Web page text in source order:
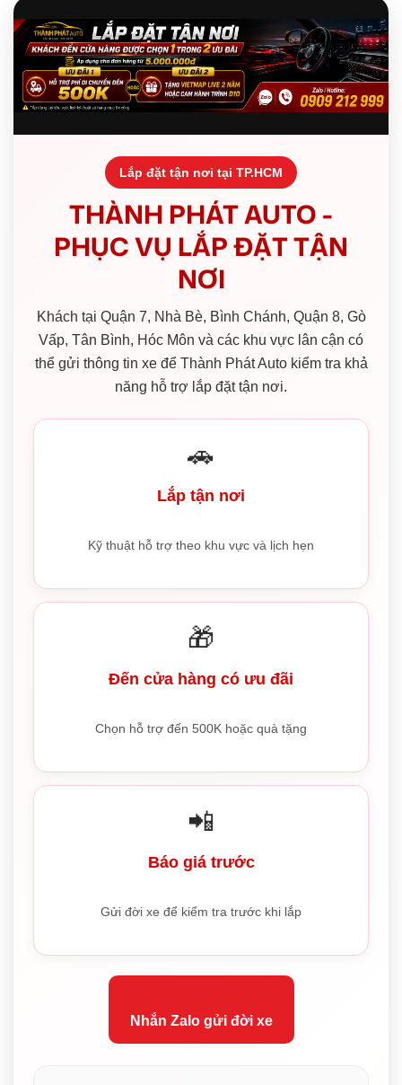
Lắp đặt tận nơi tại TP.HCM
THÀNH PHÁT AUTO -
PHỤC VỤ LẮP ĐẶT TẬN
NƠI
Khách tại Quận 7, Nhà Bè, Bình Chánh, Quận 8, Gò
Vấp, Tân Bình, Hóc Môn và các khu vực lân cận có
thể gửi thông tin xe để Thành Phát Auto kiểm tra khả
năng hỗ trợ lắp đặt tận nơi.
🚗
Lắp tận nơi
Kỹ thuật hỗ trợ theo khu vực và lịch hẹn
🎁
Đến cửa hàng có ưu đãi
Chọn hỗ trợ đến 500K hoặc quà tặng
📲
Báo giá trước
Gửi đời xe để kiểm tra trước khi lắp
Nhắn Zalo gửi đời xe